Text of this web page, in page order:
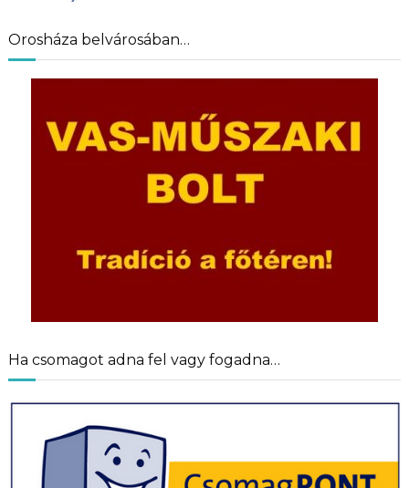
Orosháza belvárosában…
Ha csomagot adna fel vagy fogadna…